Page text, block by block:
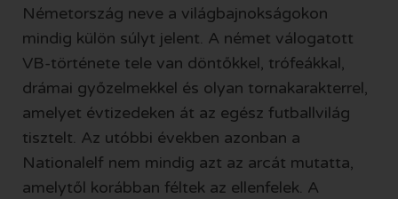
Németország neve a világbajnokságokon
mindig külön súlyt jelent. A német válogatott
VB-története tele van döntőkkel, trófeákkal,
drámai győzelmekkel és olyan tornakarakterrel,
amelyet évtizedeken át az egész futballvilág
tisztelt. Az utóbbi években azonban a
Nationalelf nem mindig azt az arcát mutatta,
amelytől korábban féltek az ellenfelek. A